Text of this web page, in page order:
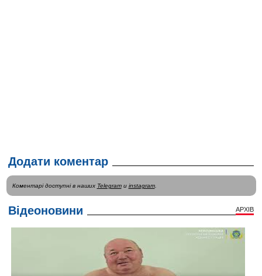
Додати коментар
Коментарі доступні в наших Telegramи instagram.
Відеоновини АРХІВ